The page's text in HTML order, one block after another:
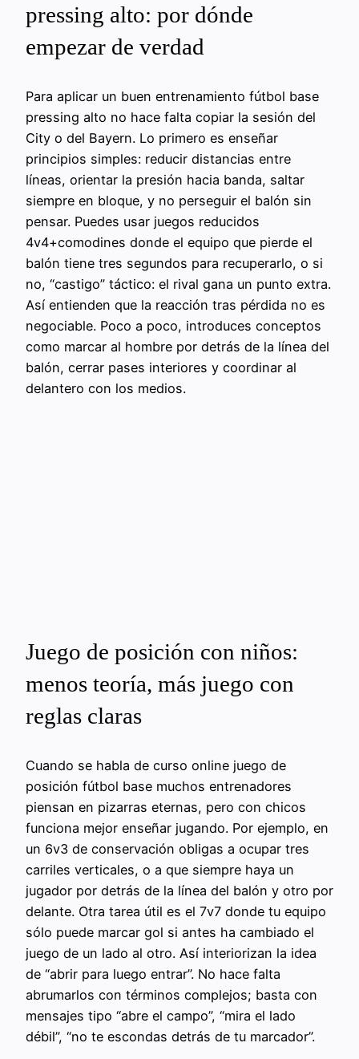
pressing alto: por dónde
empezar de verdad
Para aplicar un buen entrenamiento fútbol base
pressing alto no hace falta copiar la sesión del
City o del Bayern. Lo primero es enseñar
principios simples: reducir distancias entre
líneas, orientar la presión hacia banda, saltar
siempre en bloque, y no perseguir el balón sin
pensar. Puedes usar juegos reducidos
4v4+comodines donde el equipo que pierde el
balón tiene tres segundos para recuperarlo, o si
no, “castigo” táctico: el rival gana un punto extra.
Así entienden que la reacción tras pérdida no es
negociable. Poco a poco, introduces conceptos
como marcar al hombre por detrás de la línea del
balón, cerrar pases interiores y coordinar al
delantero con los medios.
Juego de posición con niños:
menos teoría, más juego con
reglas claras
Cuando se habla de curso online juego de
posición fútbol base muchos entrenadores
piensan en pizarras eternas, pero con chicos
funciona mejor enseñar jugando. Por ejemplo, en
un 6v3 de conservación obligas a ocupar tres
carriles verticales, o a que siempre haya un
jugador por detrás de la línea del balón y otro por
delante. Otra tarea útil es el 7v7 donde tu equipo
sólo puede marcar gol si antes ha cambiado el
juego de un lado al otro. Así interiorizan la idea
de “abrir para luego entrar”. No hace falta
abrumarlos con términos complejos; basta con
mensajes tipo “abre el campo”, “mira el lado
débil”, “no te escondas detrás de tu marcador”.